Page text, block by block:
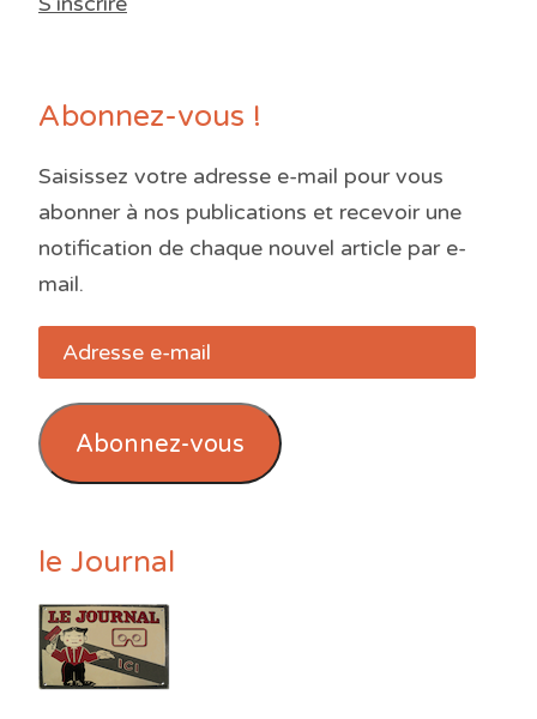
Abonnez-vous !
Saisissez votre adresse e-mail pour vous
abonner à nos publications et recevoir une
notification de chaque nouvel article par e-
mail.
Adresse
e-
mail
Abonnez-vous
le Journal